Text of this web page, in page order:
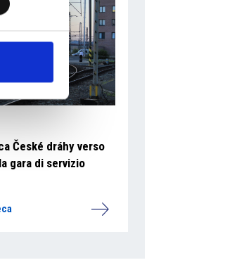
České dráhy verso
gara di servizio